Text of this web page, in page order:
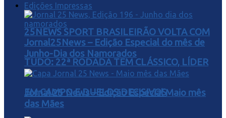
25NEWS SPORT BRASILEIRÃO VOLTA COM
TUDO: 22ª RODADA TEM CLÁSSICO, LÍDER
EM CAMPO E DUELOS DECISIVOS
Edições Impressas
Jornal25News – Edição Especial do mês de
Junho-Dia dos Namorados
Jornal 25 News – Edição Especial Maio mês
das Mães